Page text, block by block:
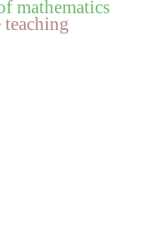
mathematics
teaching